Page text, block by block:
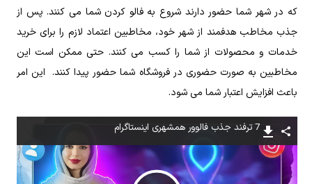
که در شهر شما حضور دارند شروع به فالو کردن شما می کنند. پس از
جذب مخاطب هدفمند از شهر خود، مخاطبین اعتماد لازم را برای خرید
خدمات و محصولات از شما را کسب می کنند. حتی ممکن است این
مخاطبین به صورت حضوری در فروشگاه شما حضور پیدا کنند. این امر
باعث افزایش اعتبار شما می شود.
7 ترفند جذب فالوور همشهری اینستاگرام